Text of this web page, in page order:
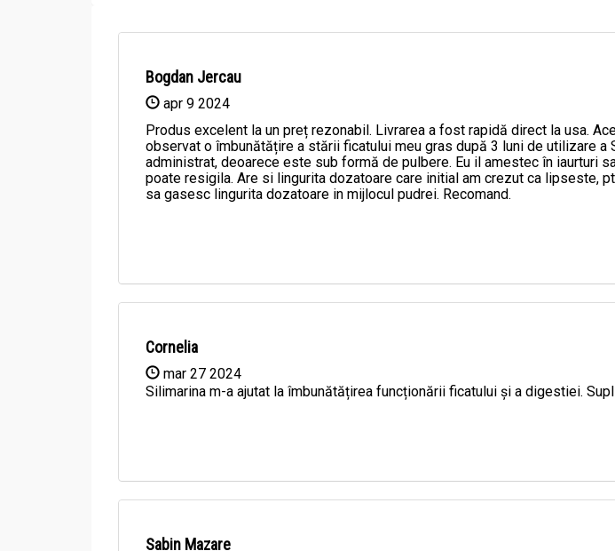
Compozitie
Pulbere silimarina [milk thistle] Hepaviv 250g - PHYTOVIV
100% semințe măcinate, parțial degresate de Silybum marianum (Milk
Produsul final este o sursă bogată de silimarină - 3,05g / 100g.
Conținutul total de polifenoli din acesta este de 2796,4 mg / 100g, iar
Bogdan Jercau
apr 9 2024
Produs excelent la un preț rezonabil. Livrarea a fost rapidă direct la usa.
observat o îmbunătățire a stării ficatului meu gras după 3 luni de utilizare
administrat, deoarece este sub formă de pulbere. Eu il amestec în iaurturi
poate resigila. Are si lingurita dozatoare care initial am crezut ca lipseste,
sa gasesc lingurita dozatoare in mijlocul pudrei. Recomand.
Cornelia
mar 27 2024
Silimarina m-a ajutat la îmbunătățirea funcționării ficatului și a digestiei.
Sabin Mazare